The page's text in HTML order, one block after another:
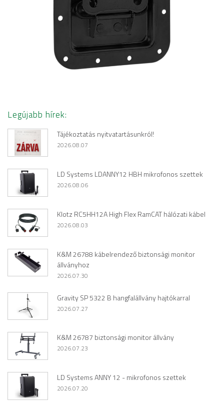
Legújabb hírek:
Tájékoztatás nyitvatartásunkról!
2026.08.07
LD Systems LDANNY12 HBH mikrofonos szettek
2026.08.06
Klotz RC5HH12A High Flex RamCAT hálózati kábel
2026.08.03
K&M 26788 kábelrendező biztonsági monitor
állványhoz
2026.07.30
Gravity SP 5322 B hangfalállvány hajtókarral
2026.07.27
K&M 26787 biztonsági monitor állvány
2026.07.23
LD Systems ANNY 12 - mikrofonos szettek
2026.07.20